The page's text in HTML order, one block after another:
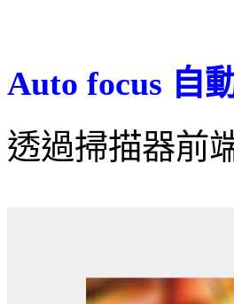
Auto focus 自
透過掃描器前